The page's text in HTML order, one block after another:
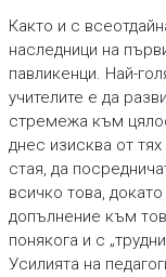
Както и с
наследници на
павликенци. Най-
учителите е да
стремежа към
днес изисква от
стая, да
всичко това,
допълнение към
понякога и с
Усилията на